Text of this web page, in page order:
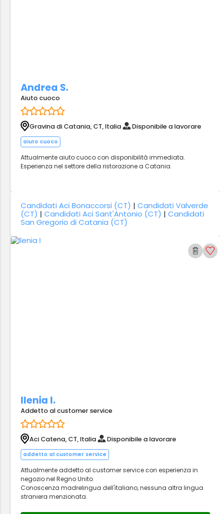
Andrea S.
Aiuto cuoco
Gravina di Catania, CT, Italia Disponibile a lavorare
aiuto cuoco
Attualmente aiuto cuoco con disponibilità immediata.
Esperienza nel settore della ristorazione a Catania.
Candidati Aci Bonaccorsi (CT) |Candidati Valverde
(CT) |Candidati Aci Sant'Antonio (CT) |Candidati
San Gregorio di Catania (CT)
Ilenia I.
Addetto al customer service
Aci Catena, CT, Italia Disponibile a lavorare
addetto al customer service
Attualmente addetto al customer service con esperienza in
negozio nel Regno Unito.
Conoscenza madrelingua dell'italiano, nessuna altra lingua
straniera menzionata.